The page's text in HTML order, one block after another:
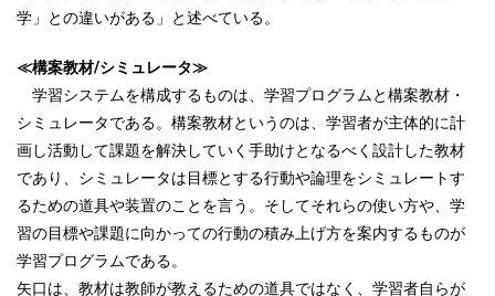
学」との違いがある」と述べている。
≪構案教材/シミュレータ≫
学習システムを構成するものは、学習プログラムと構案教材・
シミュレータである。構案教材というのは、学習者が主体的に計
画し活動して課題を解決していく手助けとなるべく設計した教材
であり、シミュレータは目標とする行動や論理をシミュレートす
るための道具や装置のことを言う。そしてそれらの使い方や、学
習の目標や課題に向かっての行動の積み上げ方を案内するものが
学習プログラムである。
矢口は、教材は教師が教えるための道具ではなく、学習者自らが